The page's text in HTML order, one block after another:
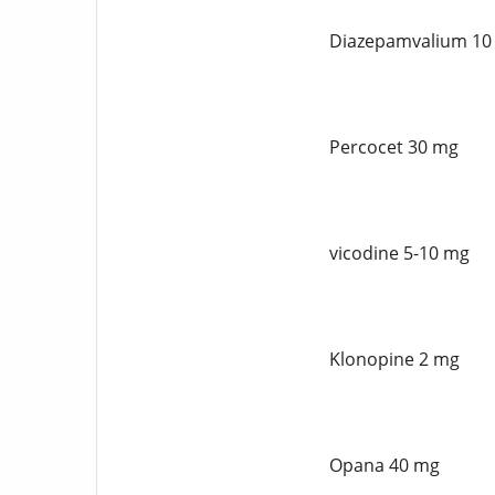
Diazepamvalium
Percocet 30 mg
vicodine 5-10 mg
Klonopine 2 mg
Opana 40 mg